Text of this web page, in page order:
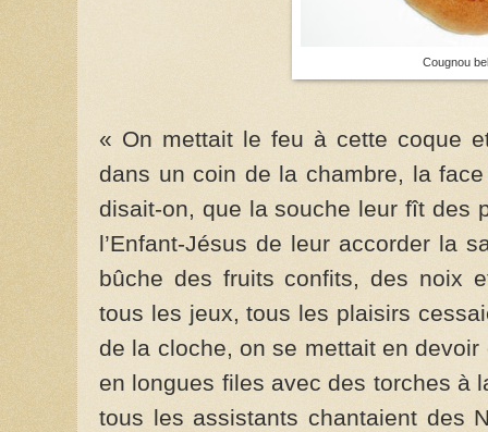
Cougnou
« On mettait le feu à cette coque
dans un coin de la chambre, la
disait-on, que la souche leur fît des
l’Enfant-Jésus de leur accorder la
bûche des fruits confits, des noix
tous les jeux, tous les plaisirs
de la cloche, on se mettait en devoir
en longues files avec des torches à
tous les assistants chantaient des